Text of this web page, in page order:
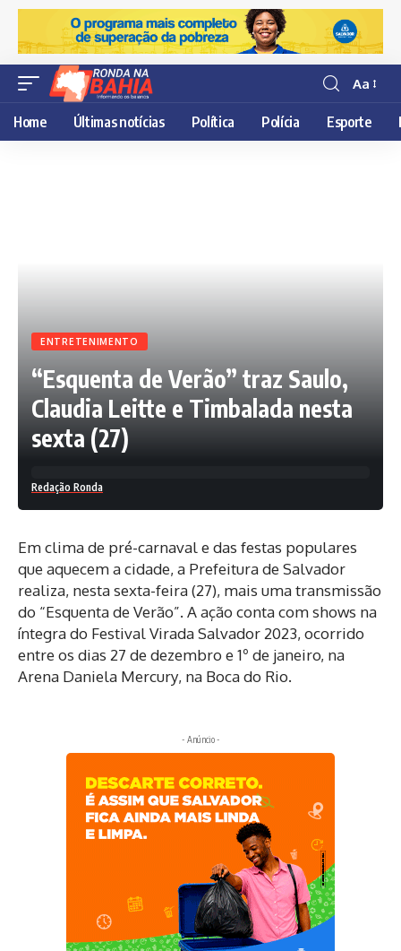
Resisor
de
fonte
Aa
Home Últimas notícias Política Polícia Esporte
ENTRETENIMENTO
“Esquenta de Verão” traz Saulo,
Claudia Leitte e Timbalada nesta
sexta (27)
Redação Ronda
Em clima de pré-carnaval e das festas populares
que aquecem a cidade, a Prefeitura de Salvador
realiza, nesta sexta-feira (27), mais uma transmissão
do “Esquenta de Verão”. A ação conta com shows na
íntegra do Festival Virada Salvador 2023, ocorrido
entre os dias 27 de dezembro e 1º de janeiro, na
Arena Daniela Mercury, na Boca do Rio.
- Anúncio -